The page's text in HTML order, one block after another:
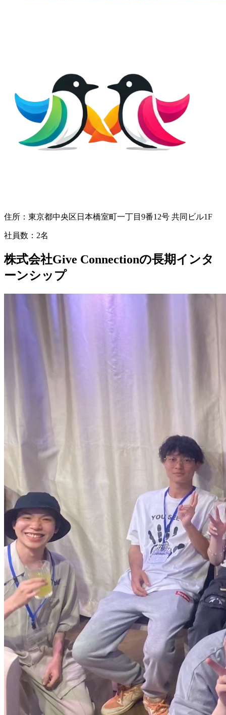
住所： 東京都中央区日本橋室町一丁目9番12号 共同ビル1F
社員数： 2名
株式会社Give Connectionの長期インタ
ーンシップ